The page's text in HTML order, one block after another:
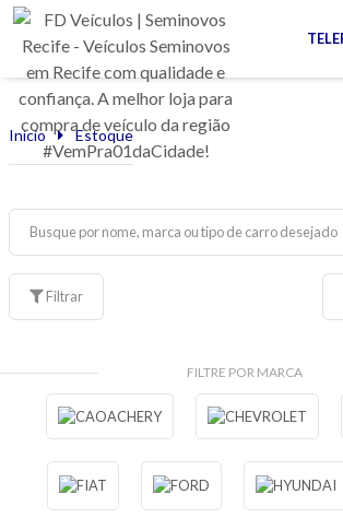
Início Estoque
Filtrar
FILTRE POR MARCA